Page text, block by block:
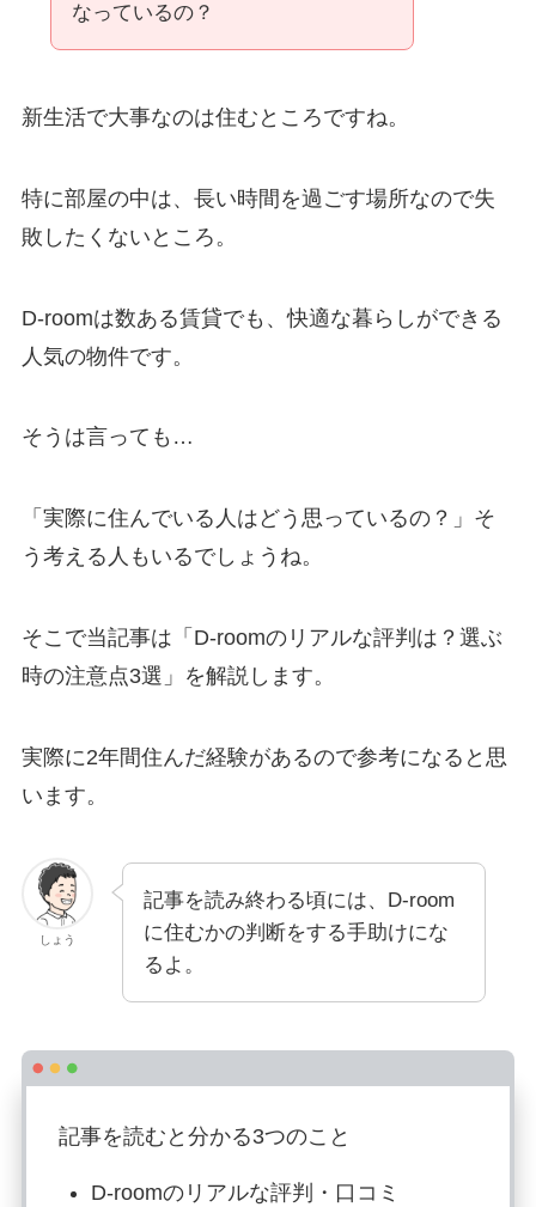
なっているの？
新生活で大事なのは住むところですね。
特に部屋の中は、長い時間を過ごす場所なので失
敗したくないところ。
D-roomは数ある賃貸でも、快適な暮らしができる
人気の物件です。
そうは言っても…
「実際に住んでいる人はどう思っているの？」そ
う考える人もいるでしょうね。
そこで当記事は「D-roomのリアルな評判は？選ぶ
時の注意点3選」を解説します。
実際に2年間住んだ経験があるので参考になると思
います。
しょう
記事を読み終わる頃には、D-room
に住むかの判断をする手助けにな
るよ。
記事を読むと分かる3つのこと
D-roomのリアルな評判・口コミ